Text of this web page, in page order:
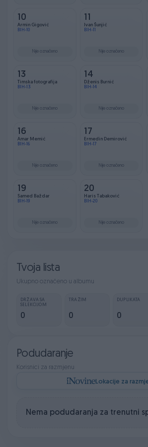
10
Armin Gigović
BIH-10
Nije označeno
11
Ivan Šunjić
BIH-11
Nije označeno
13
Timska fotografija
BIH-13
Nije označeno
14
Dženis Burnić
BIH-14
Nije označeno
16
Amar Memić
BIH-16
Nije označeno
17
Ermedin Demirović
BIH-17
Nije označeno
19
Samed Baždar
BIH-19
Nije označeno
20
Haris Tabaković
BIH-20
Nije označeno
Tvoja lista
Ukupno označeno u albumu
DRŽAVA SA
SELEKCIJOM
0
TRAŽIM
0
DUPLIKATA
0
Podudaranje
Korisnici za razmjenu
Lokacije za
Nema podudaranja za trenutni